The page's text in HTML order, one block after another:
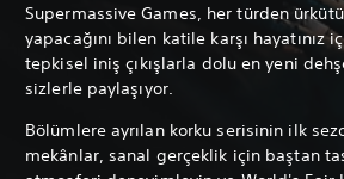
Supermassive Games, her türden
yapacağını bilen katile karşı hayatınız
tepkisel iniş çıkışlarla dolu en yeni
sizlerle paylaşıyor.
Bölümlere ayrılan korku serisinin ilk
mekânlar, sanal gerçeklik için baştan